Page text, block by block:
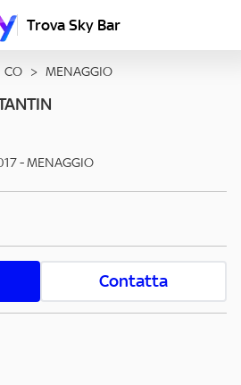
Trova Sky Bar
CO > MENAGGIO
-MENAGGIO
Contatta